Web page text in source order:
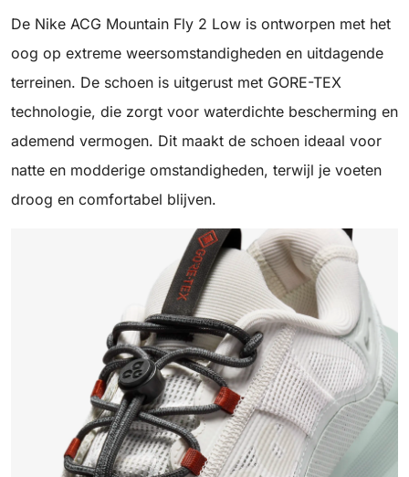
De Nike ACG Mountain Fly 2 Low is ontworpen met het
oog op extreme weersomstandigheden en uitdagende
terreinen. De schoen is uitgerust met GORE-TEX
technologie, die zorgt voor waterdichte bescherming en
ademend vermogen. Dit maakt de schoen ideaal voor
natte en modderige omstandigheden, terwijl je voeten
droog en comfortabel blijven.